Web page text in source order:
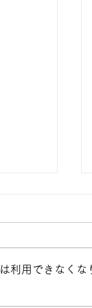
利用できなく